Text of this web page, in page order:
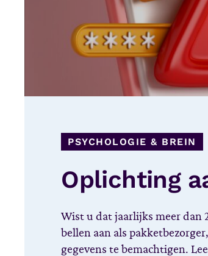
PSYCHOLOGIE & BREIN
Oplichting
Wist u dat jaarlijks meer dan
bellen aan als
gegevens te bemachtigen.